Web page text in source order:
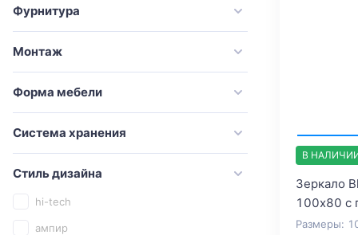
GAPPO
Geberit
Iddis
Фурнитура
Монтаж
Форма мебели
Система хранения
Стиль дизайна
hi-tech
ампир
В
Зеркало
100х80 с
Размеры: